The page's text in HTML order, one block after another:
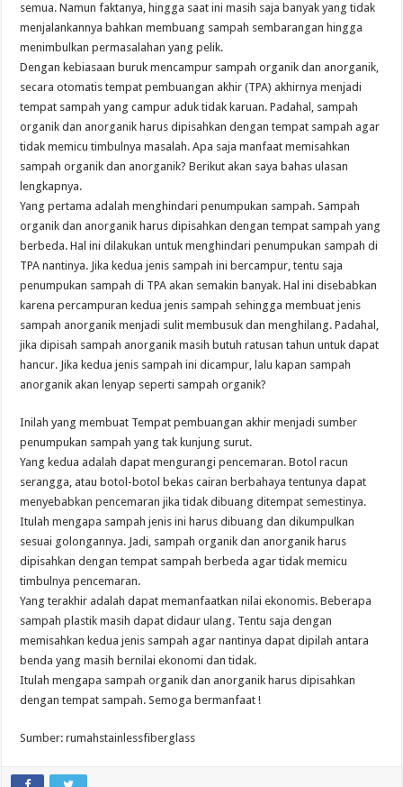
semua. Namun faktanya, hingga saat ini masih saja banyak yang tidak
menjalankannya bahkan membuang sampah sembarangan hingga
menimbulkan permasalahan yang pelik.
Dengan kebiasaan buruk mencampur sampah organik dan anorganik,
secara otomatis tempat pembuangan akhir (TPA) akhirnya menjadi
tempat sampah yang campur aduk tidak karuan. Padahal, sampah
organik dan anorganik harus dipisahkan dengan tempat sampah agar
tidak memicu timbulnya masalah. Apa saja manfaat memisahkan
sampah organik dan anorganik? Berikut akan saya bahas ulasan
lengkapnya.
Yang pertama adalah menghindari penumpukan sampah. Sampah
organik dan anorganik harus dipisahkan dengan tempat sampah yang
berbeda. Hal ini dilakukan untuk menghindari penumpukan sampah di
TPA nantinya. Jika kedua jenis sampah ini bercampur, tentu saja
penumpukan sampah di TPA akan semakin banyak. Hal ini disebabkan
karena percampuran kedua jenis sampah sehingga membuat jenis
sampah anorganik menjadi sulit membusuk dan menghilang. Padahal,
jika dipisah sampah anorganik masih butuh ratusan tahun untuk dapat
hancur. Jika kedua jenis sampah ini dicampur, lalu kapan sampah
anorganik akan lenyap seperti sampah organik?
Inilah yang membuat Tempat pembuangan akhir menjadi sumber
penumpukan sampah yang tak kunjung surut.
Yang kedua adalah dapat mengurangi pencemaran. Botol racun
serangga, atau botol-botol bekas cairan berbahaya tentunya dapat
menyebabkan pencemaran jika tidak dibuang ditempat semestinya.
Itulah mengapa sampah jenis ini harus dibuang dan dikumpulkan
sesuai golongannya. Jadi, sampah organik dan anorganik harus
dipisahkan dengan tempat sampah berbeda agar tidak memicu
timbulnya pencemaran.
Yang terakhir adalah dapat memanfaatkan nilai ekonomis. Beberapa
sampah plastik masih dapat didaur ulang. Tentu saja dengan
memisahkan kedua jenis sampah agar nantinya dapat dipilah antara
benda yang masih bernilai ekonomi dan tidak.
Itulah mengapa sampah organik dan anorganik harus dipisahkan
dengan tempat sampah. Semoga bermanfaat !
Sumber: rumahstainlessfiberglass